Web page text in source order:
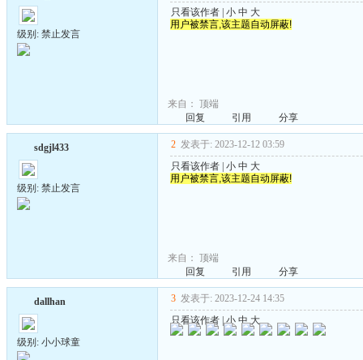
级别: 禁止发言
只看该作者 小 中 大
用户被禁言,该主题自动屏蔽!
来自： 顶端
回复
引用 分享
sdgjl433
级别: 禁止发言
2 发表于: 2023-12-12 03:59
只看该作者 小 中 大
用户被禁言,该主题自动屏蔽!
来自： 顶端
回复
引用 分享
dallhan
级别: 小小球童
3 发表于: 2023-12-24 14:35
只看该作者 |小 中 大